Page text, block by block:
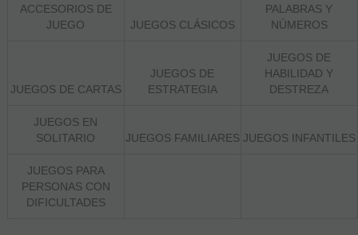
ACCESORIOS DE
JUEGO
JUEGOS CLÁSICOS
PALABRAS Y
NÚMEROS
JUEGOS DE CARTAS
JUEGOS DE
ESTRATEGIA
JUEGOS DE
HABILIDAD Y
DESTREZA
JUEGOS EN
SOLITARIO
JUEGOS FAMILIARES JUEGOS INFANTILES
JUEGOS PARA
PERSONAS CON
DIFICULTADES